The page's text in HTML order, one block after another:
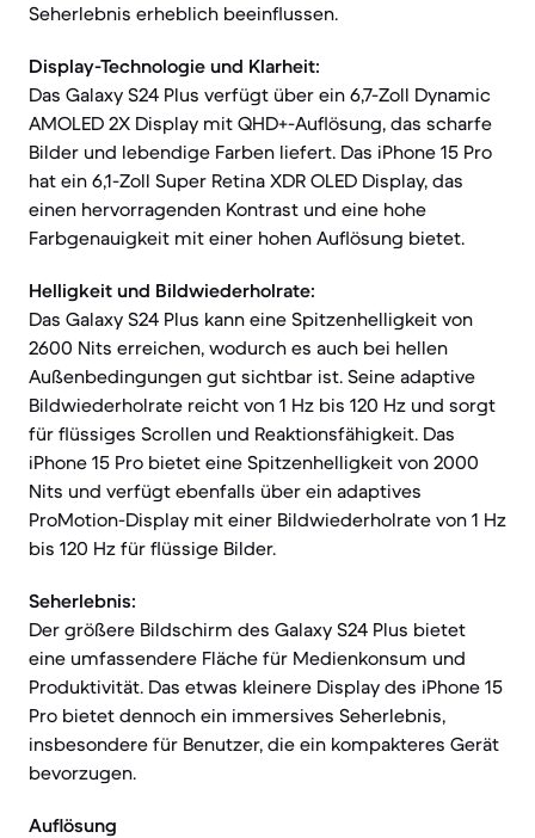
Seherlebnis erheblich beeinflussen.
Display-Technologie und Klarheit:
Das Galaxy S24 Plus verfügt über ein 6,7-Zoll Dynamic
AMOLED 2X Display mit QHD+-Auflösung, das scharfe
Bilder und lebendige Farben liefert. Das iPhone 15 Pro
hat ein 6,1-Zoll Super Retina XDR OLED Display, das
einen hervorragenden Kontrast und eine hohe
Farbgenauigkeit mit einer hohen Auflösung bietet.
Helligkeit und Bildwiederholrate:
Das Galaxy S24 Plus kann eine Spitzenhelligkeit von
2600 Nits erreichen, wodurch es auch bei hellen
Außenbedingungen gut sichtbar ist. Seine adaptive
Bildwiederholrate reicht von 1 Hz bis 120 Hz und sorgt
für flüssiges Scrollen und Reaktionsfähigkeit. Das
iPhone 15 Pro bietet eine Spitzenhelligkeit von 2000
Nits und verfügt ebenfalls über ein adaptives
ProMotion-Display mit einer Bildwiederholrate von 1 Hz
bis 120 Hz für flüssige Bilder.
Seherlebnis:
Der größere Bildschirm des Galaxy S24 Plus bietet
eine umfassendere Fläche für Medienkonsum und
Produktivität. Das etwas kleinere Display des iPhone 15
Pro bietet dennoch ein immersives Seherlebnis,
insbesondere für Benutzer, die ein kompakteres Gerät
bevorzugen.
Auflösung